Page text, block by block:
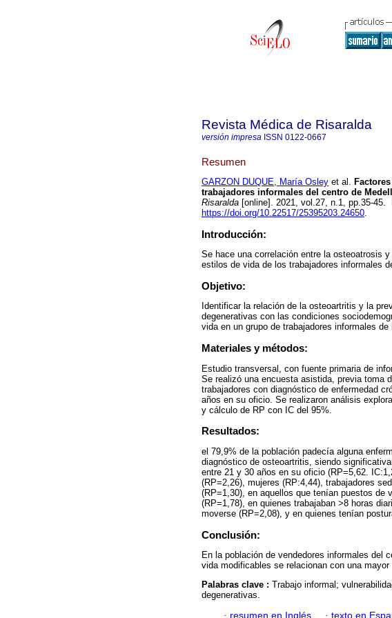
Revista Médica de Risaralda
versión impresa ISSN 0122-0667
Resumen
GARZON DUQUE, María Osley et al.
trabajadores informales del centro de
Risaralda [online]. 2021, vol.27, n.1, pp.35-45.
https://doi.org/10.22517/25395203.24650.
Introducción:
Se hace una correlación entre la osteoatrosis
estilos de vida de los trabajadores informales
Objetivo:
Identificar la relación de la osteoartritis y la
degenerativas con las condiciones
vida en un grupo de trabajadores informales
Materiales y métodos:
Estudio transversal, con fuente primaria de
Se realizó una encuesta asistida, previa toma
trabajadores con diagnóstico de enfermedad
años en su oficio. Se realizaron análisis
y cálculo de RP con IC del 95%.
Resultados:
el 79,9% de la población padecía alguna
diagnóstico de osteoartritis, siendo
entre 21 y 30 años en su oficio (RP=5,62.
(RP=2,26), mujeres (RP:4,44), trabajadores
(RP=1,30), en aquellos que tenían puestos de
(RP=1,78), en quienes trabajaban >8 horas
moverse (RP=2,08), y en quienes tenían
Conclusión:
En la población de vendedores informales del
vida modificables se relacionan con una mayor
Palabras clave : Trabajo informal;
degenerativas.
· resumen en Inglés · texto en